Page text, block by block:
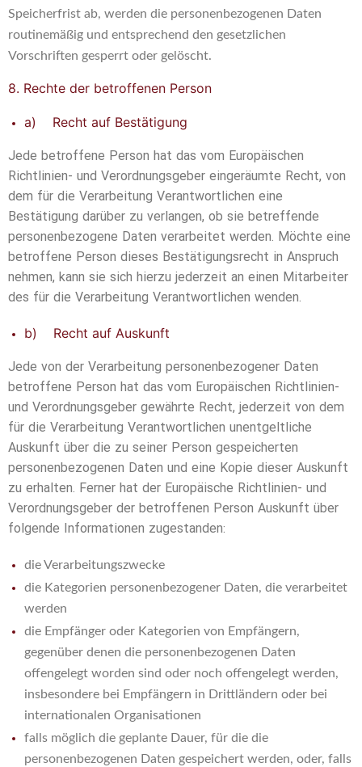
Speicherfrist ab, werden die personenbezogenen Daten
routinemäßig und entsprechend den gesetzlichen
Vorschriften gesperrt oder gelöscht.
8. Rechte der betroffenen Person
a) Recht auf Bestätigung
Jede betroffene Person hat das vom Europäischen
Richtlinien- und Verordnungsgeber eingeräumte Recht, von
dem für die Verarbeitung Verantwortlichen eine
Bestätigung darüber zu verlangen, ob sie betreffende
personenbezogene Daten verarbeitet werden. Möchte eine
betroffene Person dieses Bestätigungsrecht in Anspruch
nehmen, kann sie sich hierzu jederzeit an einen Mitarbeiter
des für die Verarbeitung Verantwortlichen wenden.
b) Recht auf Auskunft
Jede von der Verarbeitung personenbezogener Daten
betroffene Person hat das vom Europäischen Richtlinien-
und Verordnungsgeber gewährte Recht, jederzeit von dem
für die Verarbeitung Verantwortlichen unentgeltliche
Auskunft über die zu seiner Person gespeicherten
personenbezogenen Daten und eine Kopie dieser Auskunft
zu erhalten. Ferner hat der Europäische Richtlinien- und
Verordnungsgeber der betroffenen Person Auskunft über
folgende Informationen zugestanden:
die Verarbeitungszwecke
die Kategorien personenbezogener Daten, die verarbeitet
werden
die Empfänger oder Kategorien von Empfängern,
gegenüber denen die personenbezogenen Daten
offengelegt worden sind oder noch offengelegt werden,
insbesondere bei Empfängern in Drittländern oder bei
internationalen Organisationen
falls möglich die geplante Dauer, für die die
personenbezogenen Daten gespeichert werden, oder, falls